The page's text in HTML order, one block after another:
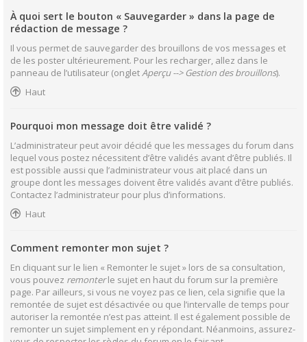
À quoi sert le bouton « Sauvegarder » dans la page de
rédaction de message ?
Il vous permet de sauvegarder des brouillons de vos messages et
de les poster ultérieurement. Pour les recharger, allez dans le
panneau de l’utilisateur (ongletAperçu --> Gestion des brouillons).
Haut
Pourquoi mon message doit être validé ?
L’administrateur peut avoir décidé que les messages du forum dans
lequel vous postez nécessitent d’être validés avant d’être publiés. Il
est possible aussi que l’administrateur vous ait placé dans un
groupe dont les messages doivent être validés avant d’être publiés.
Contactez l’administrateur pour plus d’informations.
Haut
Comment remonter mon sujet ?
En cliquant sur le lien « Remonter le sujet » lors de sa consultation,
vous pouvez remonterle sujet en haut du forum sur la première
page. Par ailleurs, si vous ne voyez pas ce lien, cela signifie que la
remontée de sujet est désactivée ou que l’intervalle de temps pour
autoriser la remontée n’est pas atteint. Il est également possible de
remonter un sujet simplement en y répondant. Néanmoins, assurez-